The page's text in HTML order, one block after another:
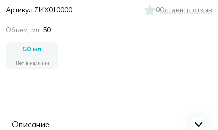
Артикул:ZJ4X010000 0Оставить отзыв
Объем, мл: 50
50 мл
Нет в наличии
Описание